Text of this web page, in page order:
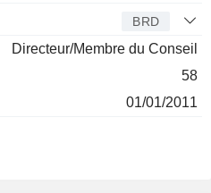
BRD
Directeur/Membre du Conseil
58
01/01/2011